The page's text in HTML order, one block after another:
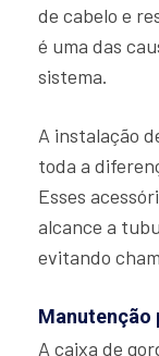
de cabelo e
é uma das
sistema.
A instalação
toda a
Esses
alcance a
evitando
Manutenção
A caixa de